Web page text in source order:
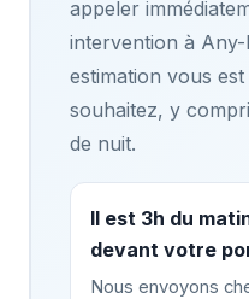
appeler
intervention à
estimation vous
souhaitez, y
de nuit.
Il est 3h du
devant votre
Nous envoyons